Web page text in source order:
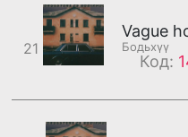
21
Vague
Бодьхүү
Код: